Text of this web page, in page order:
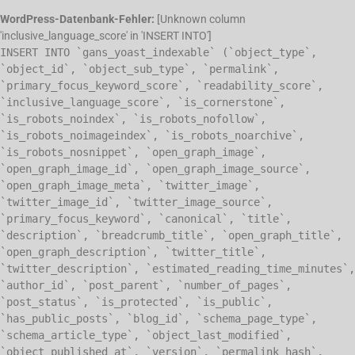
WordPress-Datenbank-Fehler: [Unknown column
'inclusive_language_score' in 'INSERT INTO']
INSERT INTO `gans_yoast_indexable` (`object_type`,
`object_id`, `object_sub_type`, `permalink`,
`primary_focus_keyword_score`, `readability_score`,
`inclusive_language_score`, `is_cornerstone`,
`is_robots_noindex`, `is_robots_nofollow`,
`is_robots_noimageindex`, `is_robots_noarchive`,
`is_robots_nosnippet`, `open_graph_image`,
`open_graph_image_id`, `open_graph_image_source`,
`open_graph_image_meta`, `twitter_image`,
`twitter_image_id`, `twitter_image_source`,
`primary_focus_keyword`, `canonical`, `title`,
`description`, `breadcrumb_title`, `open_graph_title`,
`open_graph_description`, `twitter_title`,
`twitter_description`, `estimated_reading_time_minutes`,
`author_id`, `post_parent`, `number_of_pages`,
`post_status`, `is_protected`, `is_public`,
`has_public_posts`, `blog_id`, `schema_page_type`,
`schema_article_type`, `object_last_modified`,
`object_published_at`, `version`, `permalink_hash`,